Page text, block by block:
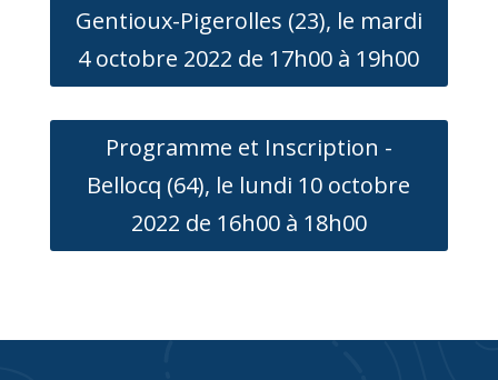
Gentioux-Pigerolles (23), le mardi
4 octobre 2022 de 17h00 à 19h00
Programme et Inscription -
Bellocq (64), le lundi 10 octobre
2022 de 16h00 à 18h00